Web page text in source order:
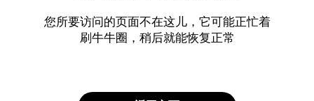
您所要访问的页面不在这儿，它可能正忙着
刷牛牛圈，稍后就能恢复正常